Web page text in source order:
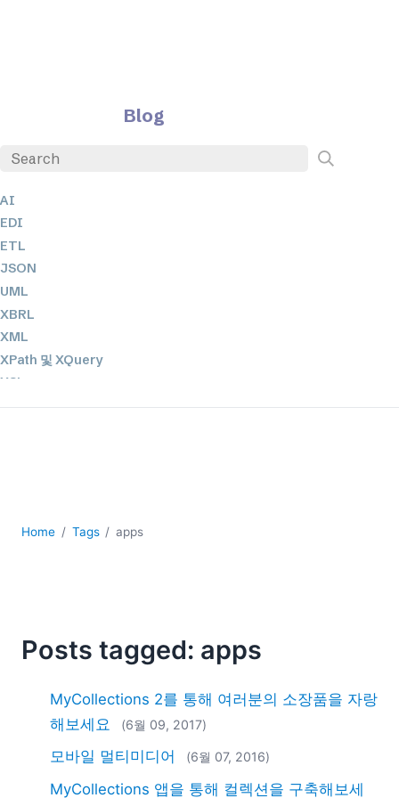
Blog
AI
EDI
ETL
JSON
UML
XBRL
XML
XPath 및 XQuery
XSL
YAML
로우코드 + 노코드 (Low-code + No-code)
2025
2023
2022
2020
2019
Home Tags apps
Posts tagged: apps
MyCollections 2를 통해 여러분의 소장품을 자랑
해보세요
(6월 09, 2017)
모바일 멀티미디어 (6월 07, 2016)
MyCollections 앱을 통해 컬렉션을 구축해보세